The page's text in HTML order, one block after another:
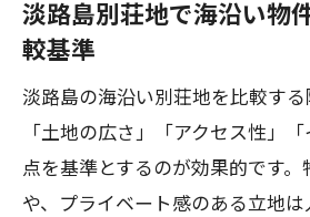
淡路島別荘地で海沿い物
較基準
淡路島の海沿い別荘地を比較する
「土地の広さ」「アクセス性」
点を基準とするのが効果的です
や、プライベート感のある立地